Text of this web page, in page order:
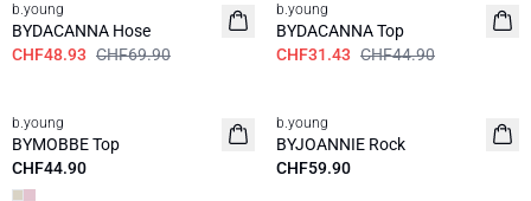
b.young
BYDACANNA Hose
CHF48.93 CHF69.90
b.young
BYDACANNA Top
CHF31.43 CHF44.90
Neuheit
b.young
BYMOBBE Top
CHF44.90
Neuheit
b.young
BYJOANNIE Rock
CHF59.90